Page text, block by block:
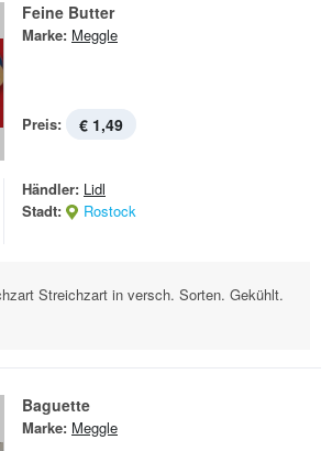
Feine Butter
Marke: Meggle
Preis: € 1,49
Händler: Lidl
Stadt:
Rostock
Streichzart in versch. Sorten. Gekühlt.
Baguette
Marke: Meggle